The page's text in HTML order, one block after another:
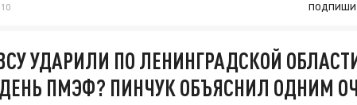
УДАРИЛИ ПО ЛЕНИНГРАДСКОЙ
ПМЭФ? ПИНЧУК ОБЪЯСНИЛ ОДНИМ